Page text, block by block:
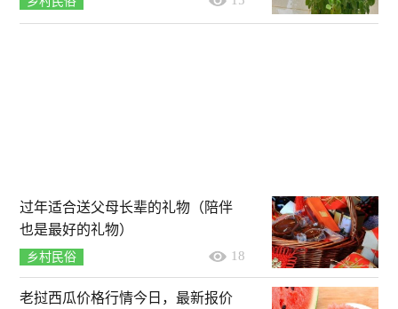
过年适合送父母长辈的礼物（陪伴
也是最好的礼物）
乡村民俗 18
老挝西瓜价格行情今日，最新报价